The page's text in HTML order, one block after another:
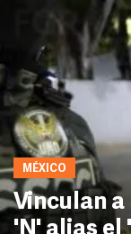
MÉXICO
Vinculan a